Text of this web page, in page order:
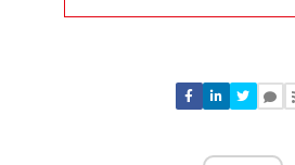
Nie znaleziono
Zostaw swoje